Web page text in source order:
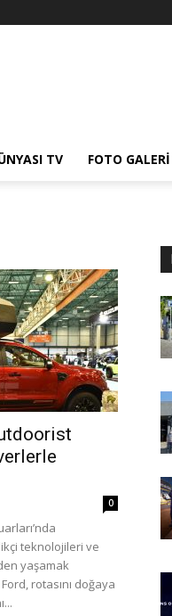
TV FOTO GALERI
0
teknolojileri ve
yaşamak
rotasını doğaya